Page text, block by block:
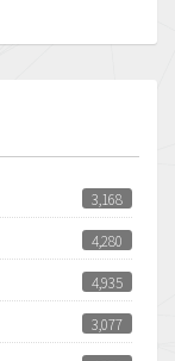
3,168
4,280
4,935
3,077